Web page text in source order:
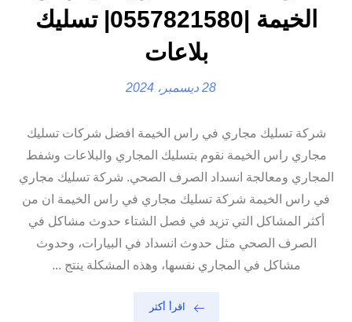
الخيمة |0557821580| تسليك
بلاعات
28 ديسمبر، 2024
شركة تسليك مجاري في راس الخيمة افضل شركات تسليك
مجاري راس الخيمة نقوم بتسليك المجاري والبلاعات وشفط
المجاري ومعالجة انسداد الصرف الصحي. شركة تسليك مجاري
في راس الخيمة شركة تسليك مجاري في راس الخيمة ان من
أكثر المشاكل التي تزيد في فصل الشتاء حدوث مشاكل في
الصرف الصحي مثل حدوث انسداد في البيارات، وحدوث
مشاكل في المجاري نفسها، وهذه المشكلة ينتج ...
اقرأ أكثر